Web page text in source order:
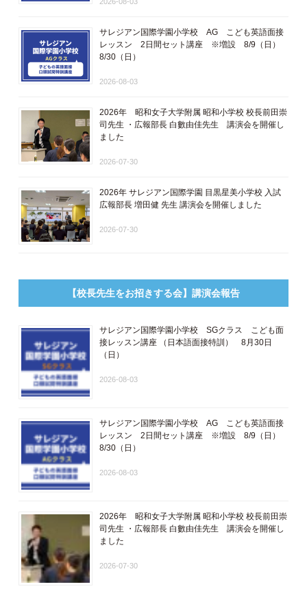
サレジアン国際学園小学校 AG こども英語面接
レッスン 2日間セット講座 ※増設 8/9（日）
8/30（日）
2026-08-03
2026年 昭和女子大学附属 昭和小学校 校長前田崇
司先生 ・広報部長 白數由佳先生 講演会を開催し
ました
2026-07-30
2026年 サレジアン国際学園 目黒星美小学校 入試
広報部長 増田健 先生 講演会を開催しました
2026-07-30
【校長先生をお招きする会】講演会報告
サレジアン国際学園小学校 SGクラス こども面
接レッスン講座 ​（日本語面接特訓​） 8月30日
（日）
2026-08-03
サレジアン国際学園小学校 AG こども英語面接
レッスン 2日間セット講座 ※増設 8/9（日）
8/30（日）
2026-08-03
2026年 昭和女子大学附属 昭和小学校 校長前田崇
司先生 ・広報部長 白數由佳先生 講演会を開催し
ました
2026-07-30